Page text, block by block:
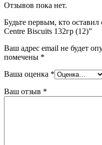
Отзывов пока нет.
Будьте первым, кто
Centre Biscuits 132гр (12)”
Ваш адрес email не будет
помечены *
Ваша оценка *
Ваш отзыв *